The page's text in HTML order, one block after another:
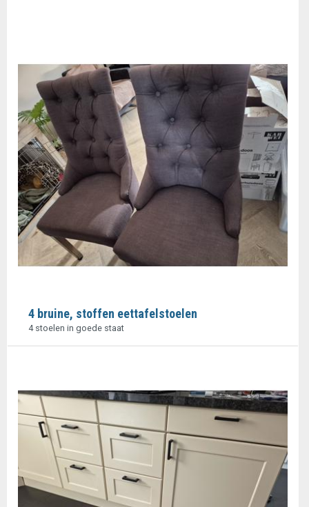
4 bruine, stoffen eettafelstoelen
4 stoelen in goede staat